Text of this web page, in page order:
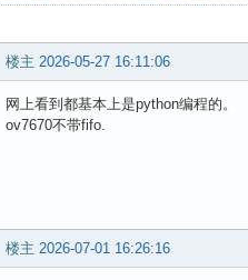
楼主 2026-05-27 16:11:06
网上看到都基本上是python编程的。
ov7670不带fifo.
楼主 2026-07-01 16:26:16